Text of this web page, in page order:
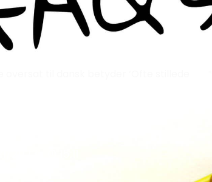
til dansk betyder ‘Ofte stillede